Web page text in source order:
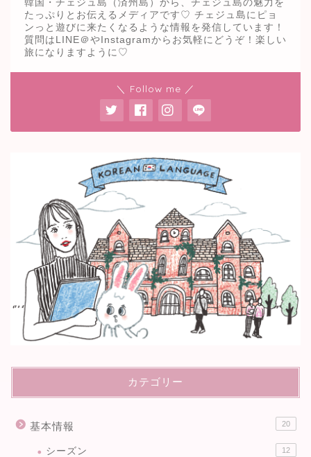
韓国・チェジュ島（済州島）から、チェジュ島の魅力を
たっぷりとお伝えるメディアです♡ チェジュ島にピョ
ンっと遊びに来たくなるような情報を発信しています！
質問はLINE＠やInstagramからお気軽にどうぞ！楽しい
旅になりますように♡
＼ Follow me ／
カテゴリー
基本情報 20
シーズン 12